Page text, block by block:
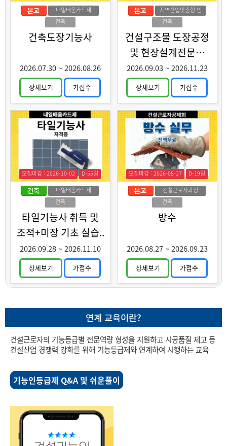
내일배움카드제
건축
건축도장기능사
2026.07.30~2026.08.26
상세보기 가접수
지역산업맞춤형 인
력양성
건축
건설구조물 도장공정
및 현장설계전문가
양성
2026.09.03~2026.11.23
상세보기 가접수
모집마감 : 2026-10-02
D-55일
내일배움카드제
건축
타일기능사 취득 및
조적+미장 기초 실습..
2026.09.28~2026.11.10
상세보기 가접수
모집마감 : 2026-08-27
D-19일
건설근로자과정
건축
방수
2026.08.27~2026.09.23
상세보기 가접수
연계 교육이란?
건설근로자의 기능등급별 전문역량 형성을 지원하고 시공품질 제고 등
건설산업 경쟁력 강화를 위해 기능등급제와 연계하여 시행하는 교육
기능인등급제 Q&A 및 쉬운풀이